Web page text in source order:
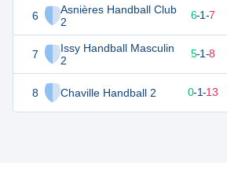
6
Asnières Handball Club
2
7
Issy Handball Masculin
2
8 Chaville Handball 2
26 14 6-1-7
25 14 5-1-8
13 0-1-13